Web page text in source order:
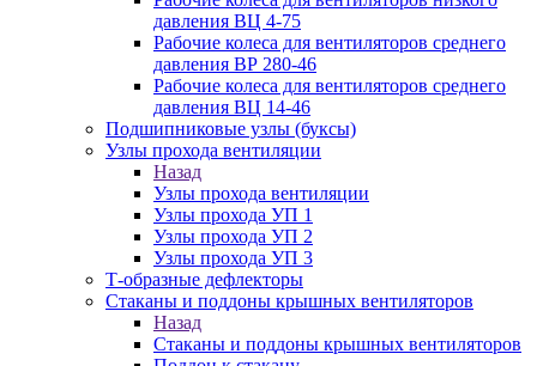
давления ВЦ 4-75
Рабочие колеса для вентиляторов среднего
давления ВР 280-46
Рабочие колеса для вентиляторов среднего
давления ВЦ 14-46
Подшипниковые узлы (буксы)
Узлы прохода вентиляции
Назад
Узлы прохода вентиляции
Узлы прохода УП 1
Узлы прохода УП 2
Узлы прохода УП 3
Т-образные дефлекторы
Стаканы и поддоны крышных вентиляторов
Назад
Стаканы и поддоны крышных вентиляторов